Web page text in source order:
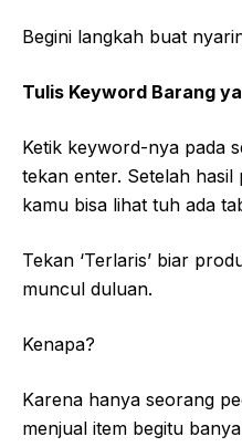
Begini langkah buat
Tulis Keyword Barang
Ketik keyword-nya pada
tekan enter. Setelah
kamu bisa lihat tuh ada
Tekan ‘Terlaris’ biar
muncul duluan.
Kenapa?
Karena hanya seorang
menjual item begitu